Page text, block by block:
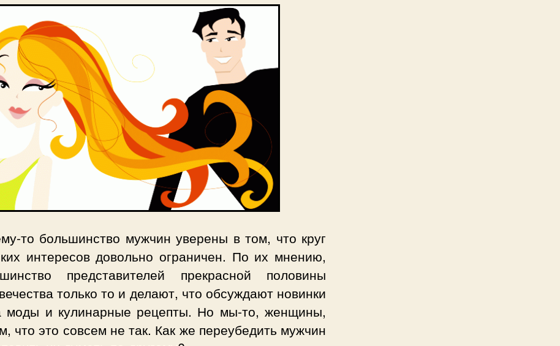
то большинство мужчин уверены в том, что круг
интересов довольно ограничен. По их мнению,
представителей прекрасной половины
только то и делают, что обсуждают новинки
моды и кулинарные рецепты. Но мы-то, женщины,
что это совсем не так. Как же переубедить мужчин